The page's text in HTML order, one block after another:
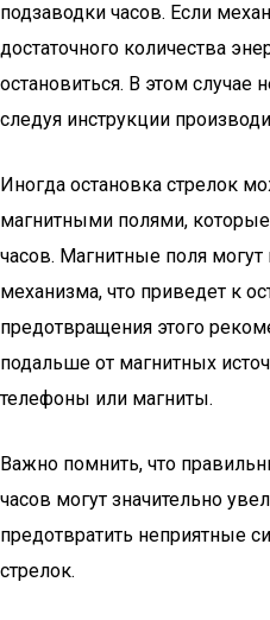
подзаводки часов. Если
достаточного количества
остановиться. В этом случае
следуя инструкции
Иногда остановка стрелок
магнитными полями,
часов. Магнитные поля могут
механизма, что приведет к
предотвращения этого
подальше от магнитных
телефоны или магниты.
Важно помнить, что
часов могут значительно
предотвратить неприятные
стрелок.